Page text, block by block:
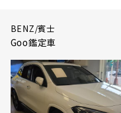
BENZ/賓士
Goo鑑定車